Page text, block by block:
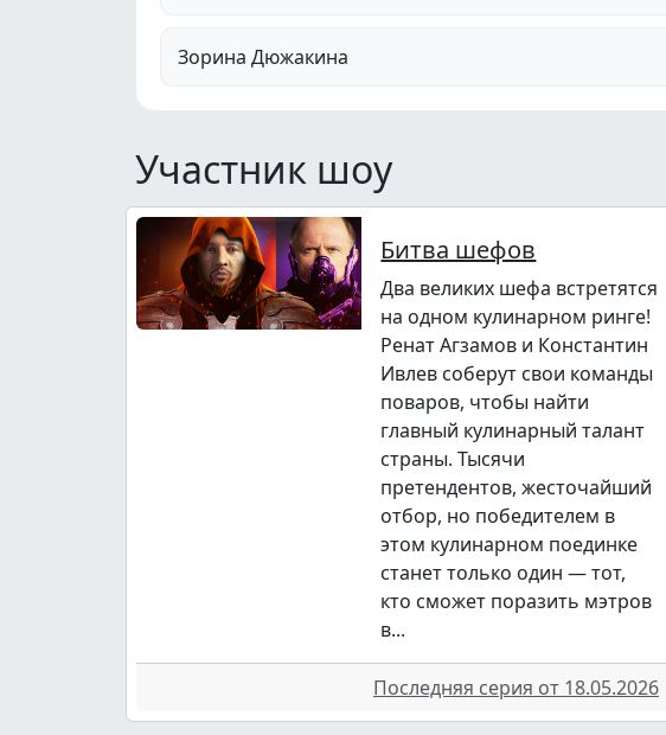
Зорина Дюжакина
Участник шоу
Битва шефов
Два великих шефа встретятся
на одном кулинарном ринге!
Ренат Агзамов и Константин
Ивлев соберут свои команды
поваров, чтобы найти
главный кулинарный талант
страны. Тысячи
претендентов, жесточайший
отбор, но победителем в
этом кулинарном поединке
станет только один — тот,
кто сможет поразить мэтров
в...
Последняя серия от 18.05.2026